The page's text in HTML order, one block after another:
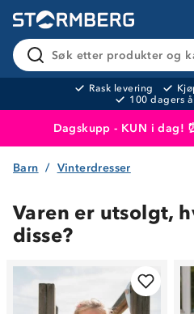
Søk etter produkter og
Rask levering
100 dagers
Dagskupp - KUN i dag!
Produktet er lagt i
Barn Vinterdresser
Varen er utsolgt,
disse?